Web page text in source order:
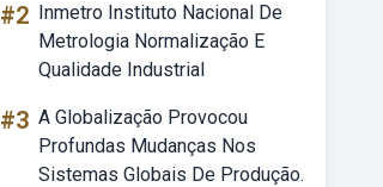
#2 Inmetro Instituto Nacional De
Metrologia Normalização E
Qualidade Industrial
#3 A Globalização Provocou
Profundas Mudanças Nos
Sistemas Globais De Produção.